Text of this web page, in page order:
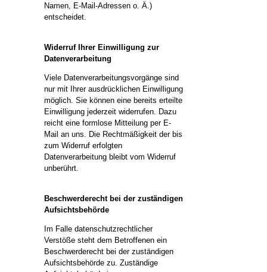
Namen, E-Mail-Adressen o. Ä.)
entscheidet.
Widerruf Ihrer Einwilligung zur
Datenverarbeitung
Viele Datenverarbeitungsvorgänge sind
nur mit Ihrer ausdrücklichen Einwilligung
möglich. Sie können eine bereits erteilte
Einwilligung jederzeit widerrufen. Dazu
reicht eine formlose Mitteilung per E-
Mail an uns. Die Rechtmäßigkeit der bis
zum Widerruf erfolgten
Datenverarbeitung bleibt vom Widerruf
unberührt.
Beschwerderecht bei der zuständigen
Aufsichtsbehörde
Im Falle datenschutzrechtlicher
Verstöße steht dem Betroffenen ein
Beschwerderecht bei der zuständigen
Aufsichtsbehörde zu. Zuständige